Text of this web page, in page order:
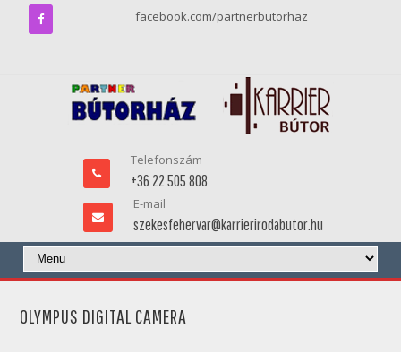
facebook.com/partnerbutorhaz
Telefonszám
+36 22 505 808
E-mail
szekesfehervar@karrierirodabutor.hu
OLYMPUS DIGITAL CAMERA